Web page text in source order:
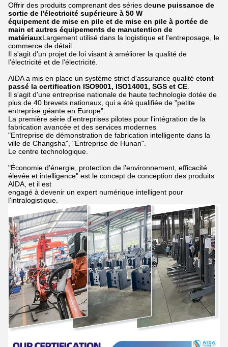
Offrir des produits comprenant des séries deune puissance de
sortie de l'électricité supérieure à 50 W
équipement de mise en pile et de mise en pile à portée de
main et autres équipements de manutention de
matériauxLargement utilisé dans la logistique et l'entreposage, le
commerce de détail
Il s'agit d'un projet de loi visant à améliorer la qualité de
l'électricité et de l'électricité.
AIDA a mis en place un système strict d'assurance qualité etont
passé la certification ISO9001, ISO14001, SGS et CE
Il s'agit d'une entreprise nationale de haute technologie dotée de
plus de 40 brevets nationaux, qui a été qualifiée de "petite
entreprise géante en Europe".
La première série d'entreprises pilotes pour l'intégration de la
fabrication avancée et des services modernes
"Entreprise de démonstration de fabrication intelligente dans la
ville de Changsha", "Entreprise de Hunan".
Le centre technologique.
"Économie d'énergie, protection de l'environnement, efficacité
élevée et intelligence" est le concept de conception des produits
AIDA, et il est
engagé à devenir un expert numérique intelligent pour
l'intralogistique.